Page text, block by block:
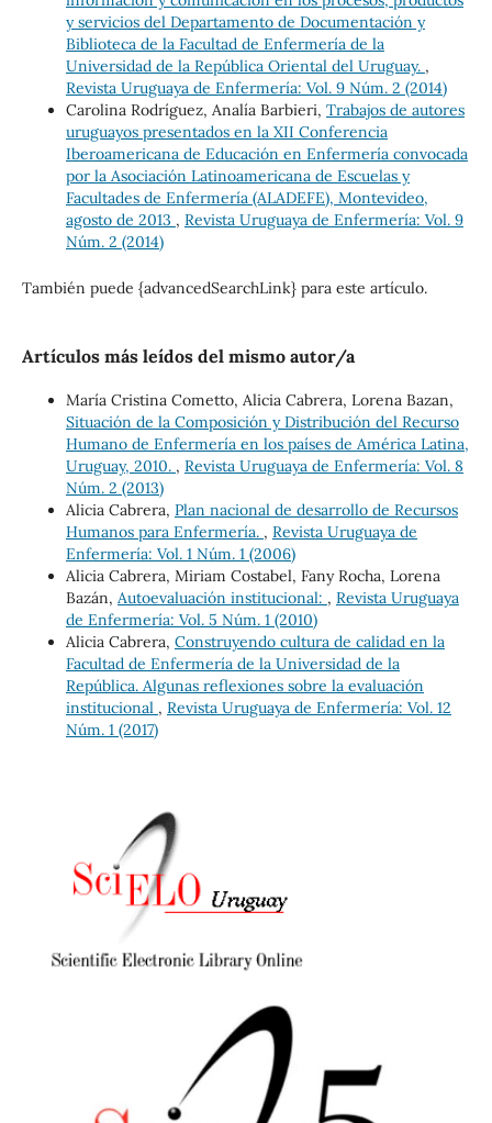
y servicios del Departamento de Documentación y
Biblioteca de la Facultad de Enfermería de la
Universidad de la República Oriental del Uruguay. ,
Revista Uruguaya de Enfermería: Vol. 9 Núm. 2 (2014)
Carolina Rodríguez, Analía Barbieri, Trabajos de autores
uruguayos presentados en la XII Conferencia
Iberoamericana de Educación en Enfermería convocada
por la Asociación Latinoamericana de Escuelas y
Facultades de Enfermería (ALADEFE), Montevideo,
agosto de 2013 , Revista Uruguaya de Enfermería: Vol. 9
Núm. 2 (2014)
También puede {advancedSearchLink} para este artículo.
Artículos más leídos del mismo autor/a
María Cristina Cometto, Alicia Cabrera, Lorena Bazan,
Situación de la Composición y Distribución del Recurso
Humano de Enfermería en los países de América Latina,
Uruguay, 2010. , Revista Uruguaya de Enfermería: Vol. 8
Núm. 2 (2013)
Alicia Cabrera, Plan nacional de desarrollo de Recursos
Humanos para Enfermería. , Revista Uruguaya de
Enfermería: Vol. 1 Núm. 1 (2006)
Alicia Cabrera, Miriam Costabel, Fany Rocha, Lorena
Bazán, Autoevaluación institucional: , Revista Uruguaya
de Enfermería: Vol. 5 Núm. 1 (2010)
Alicia Cabrera, Construyendo cultura de calidad en la
Facultad de Enfermería de la Universidad de la
República. Algunas reflexiones sobre la evaluación
institucional , Revista Uruguaya de Enfermería: Vol. 12
Núm. 1 (2017)